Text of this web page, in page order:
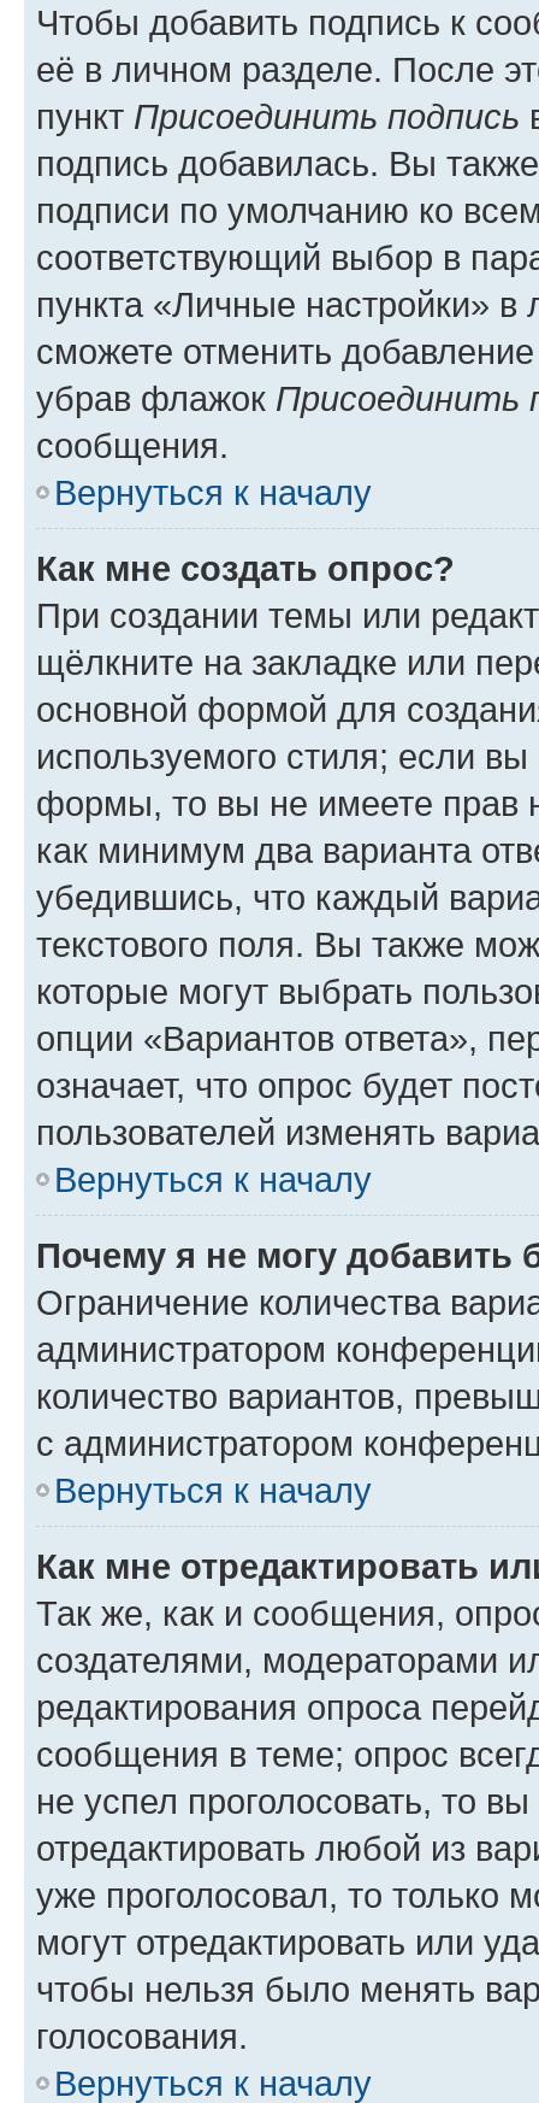
Чтобы добавить подпись к
её в личном разделе. После
пункт Присоединить подпись
подпись добавилась. Вы
подписи по умолчанию ко
соответствующий выбор в
пункта «Личные настройки»
сможете отменить
убрав флажок Присоединить
сообщения.
Вернуться к началу
Как мне создать опрос?
При создании темы или
щёлкните на закладке или
основной формой для
используемого стиля; если
формы, то вы не имеете прав
как минимум два варианта
убедившись, что каждый
текстового поля. Вы также
которые могут выбрать
опции «Вариантов ответа»,
означает, что опрос будет
пользователей изменять
Вернуться к началу
Почему я не могу добавить
Ограничение количества
администратором
количество вариантов,
с администратором
Вернуться к началу
Как мне отредактировать
Так же, как и сообщения,
создателями, модераторами
редактирования опроса
сообщения в теме; опрос
не успел проголосовать, то
отредактировать любой из
уже проголосовал, то только
могут отредактировать или
чтобы нельзя было менять
голосования.
Вернуться к началу